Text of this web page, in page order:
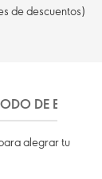
de descuentos)
DE EMPLEO
alegrar tu